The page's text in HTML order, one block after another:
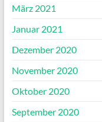
März 2021
Januar 2021
Dezember 2020
November 2020
Oktober 2020
September 2020